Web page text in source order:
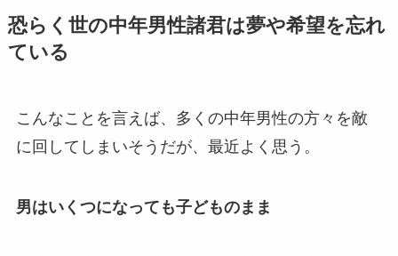
恐らく世の中年男性諸君は夢や希望を忘れ
ている
こんなことを言えば、多くの中年男性の方々を敵
に回してしまいそうだが、最近よく思う。
男はいくつになっても子どものまま